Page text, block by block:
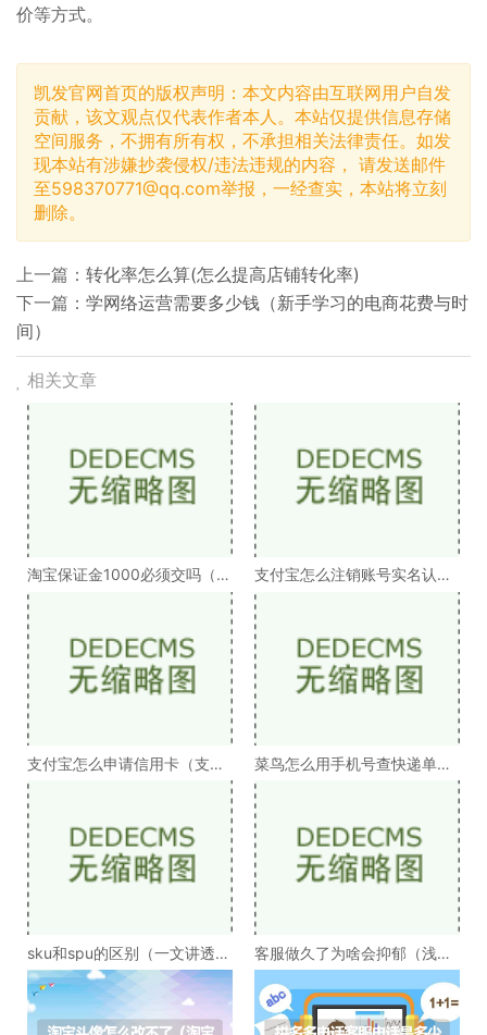
价等方式。
凯发官网首页的版权声明：本文内容由互联网用户自发
贡献，该文观点仅代表作者本人。本站仅提供信息存储
空间服务，不拥有所有权，不承担相关法律责任。如发
现本站有涉嫌抄袭侵权/违法违规的内容， 请发送邮件
至598370771@qq.com举报，一经查实，本站将立刻
删除。
上一篇： 转化率怎么算(怎么提高店铺转化率)
下一篇： 学网络运营需要多少钱（新手学习的电商花费与时
间）
相关文章
淘宝保证金1000必须交吗（淘
宝需交保证金数额讲
支付宝怎么注销账号实名认证
（支付宝注销账号
支付宝怎么申请信用卡（支付
宝申请信用卡详细
菜鸟怎么用手机号查快递单号
（菜鸟驿站手机号
sku和spu的区别（一文讲透
sku和spu）
客服做久了为啥会抑郁（浅谈
长期做客服会抑郁